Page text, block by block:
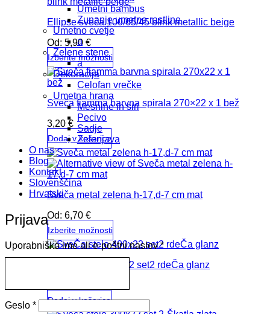
različic.
Možnosti
lahko
izberete
na
strani
izdelka
Ellipse sveča 100/65/45 blink metallic beige
Od: 5,90 €
Izberite možnosti
Ta
izdelek
ima
več
različic.
Možnosti
lahko
izberete
na
strani
izdelka
Sveča fiamma barvna spirala 270×22 x 1 bež
3,20 €
Dodaj v košarico
Sveča metal zelena h-17,d-7 cm mat
Od: 6,70 €
Izberite možnosti
Ta
različic.
Možnosti
SveČa stelo 400×22 set2 rdeČa glanz
Dodaj v košarico
Umetni bambus
Zunanje umetne rastline
Umetno cvetje
a
Zelene stene
a
Dekoracija
Celofan vrečke
Umetna hrana
Mesnine in siri
Pecivo
Sadje
Zelenjava
O nas
Blog
Kontakt
Slovenščina
Hrvatski
Prijava
Uporabniško ime ali e-poštni naslov*Zahtevano
Geslo *Zahtevano